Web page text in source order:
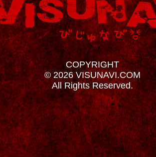
COPYRIGHT
© 2026 VISUNAVI.COM
All Rights Reserved.